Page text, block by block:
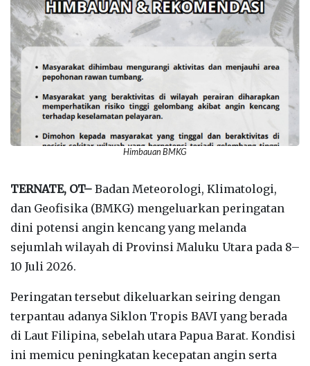
Himbauan BMKG
TERNATE, OT– Badan Meteorologi, Klimatologi,
dan Geofisika (BMKG) mengeluarkan peringatan
dini potensi angin kencang yang melanda
sejumlah wilayah di Provinsi Maluku Utara pada 8–
10 Juli 2026.
Peringatan tersebut dikeluarkan seiring dengan
terpantau adanya Siklon Tropis BAVI yang berada
di Laut Filipina, sebelah utara Papua Barat. Kondisi
ini memicu peningkatan kecepatan angin serta